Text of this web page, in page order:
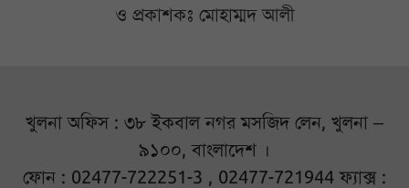
ও প্রকাশকঃ মোহাম্মদ আলী
খুলনা অফিস : ৩৮ ইকবাল নগর মসজিদ লেন, খুলনা –
৯১০০, বাংলাদেশ ।
ফোন : 02477-722251-3 , 02477-721944 ফ্যাক্স :